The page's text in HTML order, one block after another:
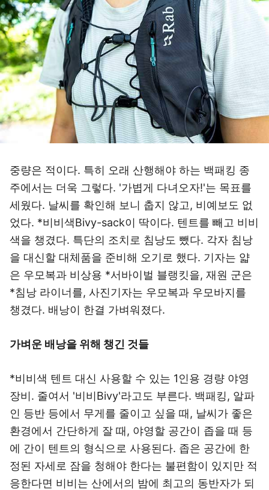
중량은 적이다. 특히 오래 산행해야 하는 백패킹 종
주에서는 더욱 그렇다. '가볍게 다녀오자!'는 목표를
세웠다. 날씨를 확인해 보니 춥지 않고, 비예보도 없
었다. *비비색Bivy-sack이 딱이다. 텐트를 빼고 비비
색을 챙겼다. 특단의 조치로 침낭도 뺐다. 각자 침낭
을 대신할 대체품을 준비해 오기로 했다. 기자는 얇
은 우모복과 비상용 *서바이벌 블랭킷을, 재원 군은
*침낭 라이너를, 사진기자는 우모복과 우모바지를
챙겼다. 배낭이 한결 가벼워졌다.
가벼운 배낭을 위해 챙긴 것들
*비비색 텐트 대신 사용할 수 있는 1인용 경량 야영
장비. 줄여서 '비비Bivy'라고도 부른다. 백패킹, 알파
인 등반 등에서 무게를 줄이고 싶을 때, 날씨가 좋은
환경에서 간단하게 잘 때, 야영할 공간이 좁을 때 등
에 간이 텐트의 형식으로 사용된다. 좁은 공간에 한
정된 자세로 잠을 청해야 한다는 불편함이 있지만 적
응한다면 비비는 산에서의 밤에 최고의 동반자가 되